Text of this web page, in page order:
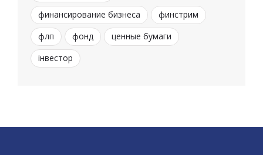
финансирование бизнеса
финстрим
флп
фонд
ценные бумаги
інвестор